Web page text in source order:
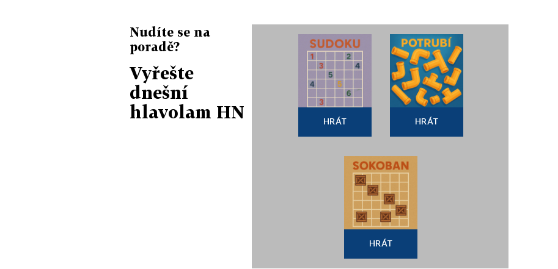
Nudíte se na
poradě?
Vyřešte
dnešní
hlavolam HN
HRÁT HRÁT
HRÁT